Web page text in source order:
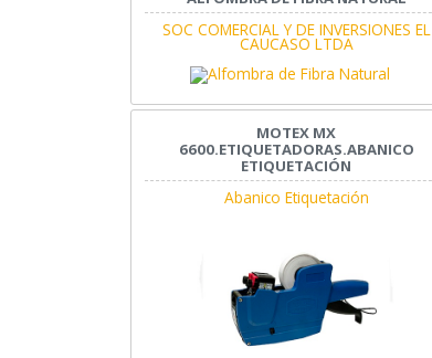
SOC COMERCIAL Y DE INVERSIONES EL
CAUCASO LTDA
MOTEX MX
6600.ETIQUETADORAS.ABANICO
ETIQUETACIÓN
Abanico Etiquetación